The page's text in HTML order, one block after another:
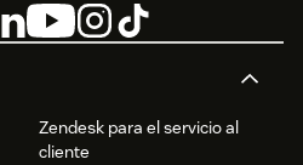
Zendesk para el servicio al
cliente